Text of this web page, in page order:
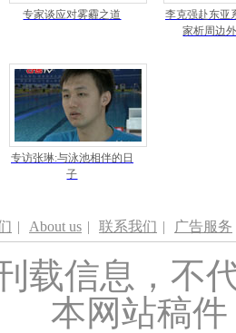
专家谈应对雾霾之道
李克强赴东亚
家析周边
专访张琳:与泳池相伴的日
子
| About us | 联系我们 | 广告服务
载信息，不
本网站稿